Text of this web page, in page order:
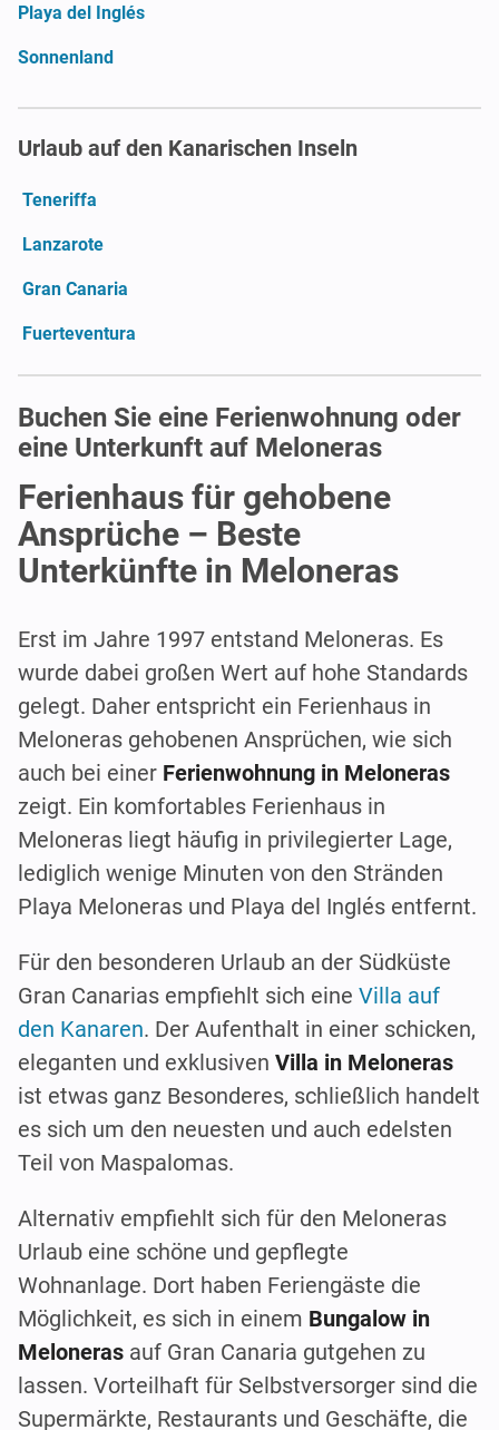
Playa del Inglés
Sonnenland
Urlaub auf den Kanarischen Inseln
Teneriffa
Lanzarote
Gran Canaria
Fuerteventura
Buchen Sie eine Ferienwohnung oder
eine Unterkunft auf Meloneras
Ferienhaus für gehobene
Ansprüche – Beste
Unterkünfte in Meloneras
Erst im Jahre 1997 entstand Meloneras. Es
wurde dabei großen Wert auf hohe Standards
gelegt. Daher entspricht ein Ferienhaus in
Meloneras gehobenen Ansprüchen, wie sich
auch bei einer Ferienwohnung in Meloneras
zeigt. Ein komfortables Ferienhaus in
Meloneras liegt häufig in privilegierter Lage,
lediglich wenige Minuten von den Stränden
Playa Meloneras und Playa del Inglés entfernt.
Für den besonderen Urlaub an der Südküste
Gran Canarias empfiehlt sich eine Villa auf
den Kanaren. Der Aufenthalt in einer schicken,
eleganten und exklusiven Villa in Meloneras
ist etwas ganz Besonderes, schließlich handelt
es sich um den neuesten und auch edelsten
Teil von Maspalomas.
Alternativ empfiehlt sich für den Meloneras
Urlaub eine schöne und gepflegte
Wohnanlage. Dort haben Feriengäste die
Möglichkeit, es sich in einem Bungalow in
Meloneras auf Gran Canaria gutgehen zu
lassen. Vorteilhaft für Selbstversorger sind die
Supermärkte, Restaurants und Geschäfte, die